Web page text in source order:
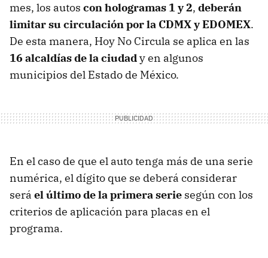
mes, los autos con hologramas 1 y 2, deberán
limitar su circulación porla CDMX y EDOMEX.
De esta manera, Hoy No Circula se aplica en las
16 alcaldías de la ciudady en algunos
municipios del Estado de México.
En el caso de que el auto tenga más de una serie
numérica, el dígito que se deberá considerar
será el último de la primera serie según con los
criterios de aplicación para placas en el
programa.